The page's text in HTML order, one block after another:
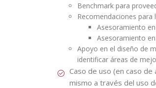
Benchmark para
Recomendaciones
Asesoramiento
Asesoramiento
Apoyo en el diseño de
identificar áreas de
Caso de uso (en caso
mismo a través del uso